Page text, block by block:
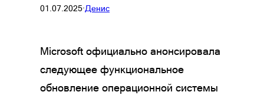
01.07.2025·Денис
Microsoft официально анонсировала
следующее функциональное
обновление операционной системы